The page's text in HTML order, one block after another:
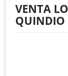
VENTA
QUINDIO